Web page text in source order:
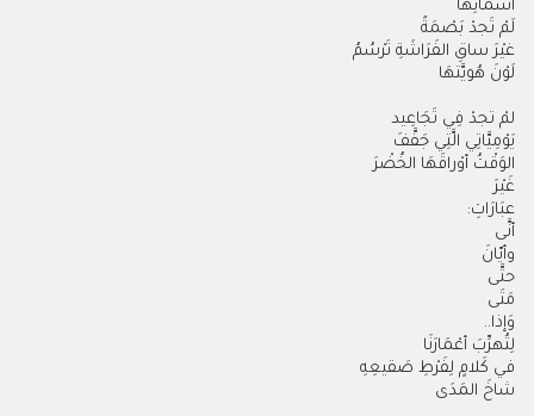
أَسْمَائِها
لَمْ تَجدْ بَصْمَةً
غيْرَ ساقِ الفَرَاشَةِ تَرْسُمُ
لَوْنَ هُويَّتهَا
لمْ تجدْ فِي تَجَاعِيد
يَوْمِيَّاتِي الَّتِي جَفَّفَ
الوَقْتُ أوْراقَهَا الخُضْرَ
غَيْرَ
عبَارَاتِ:
أنَّى
وأيّانَ
حتَّى
مَتَى
وَإذا..
لِتُهرِّبَ أعْمَارَنَا
في كَلامٍ لِفَرْطِ صَقيعِهِ
شاخَ المَدَى